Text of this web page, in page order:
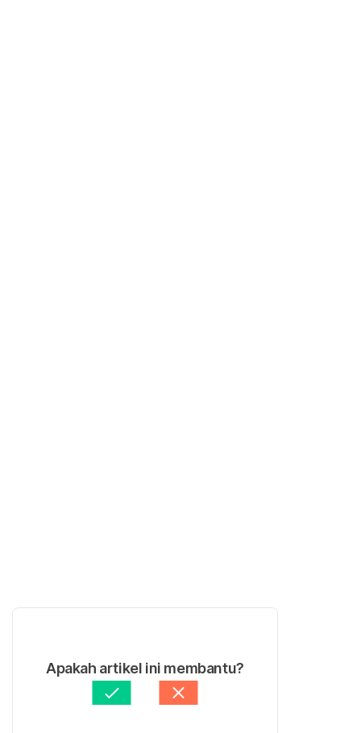
Apakah artikel ini membantu?